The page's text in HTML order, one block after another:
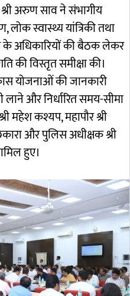
अरुण साव ने संभागीय
स्वास्थ्य यांत्रिकी तथा
के अधिकारियों की बैठक लेकर
की विस्तृत समीक्षा की।
योजनाओं की जानकारी
और निर्धारित समय-सीमा
महेश कश्यप, महापौर श्री
और पुलिस अधीक्षक श्री
हुए।